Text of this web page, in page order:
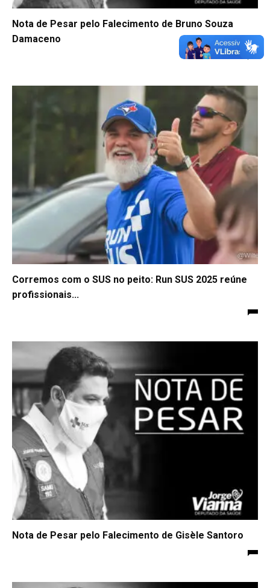
Nota de Pesar pelo Falecimento de Bruno Souza
Damaceno
Corremos com o SUS no peito: Run SUS 2025 reúne
profissionais...
Nota de Pesar pelo Falecimento de Gisèle Santoro